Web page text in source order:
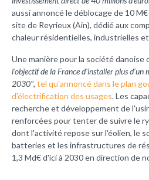
aussi annoncé le déblocage de 10
site de Reyrieux (Ain), dédié aux
chaleur résidentielles, industrielles
Une manière pour la société danoise
l'objectif de la France d'installer plus d'un
2030", tel qu'annoncé dans le plan
d'électrification des usages. Les
recherche et développement de
renforcées pour tenter de suivre le
dont l'activité repose sur l'éolien, le
batteries et les infrastructures de
1,3 Md€ d'ici à 2030 en direction de